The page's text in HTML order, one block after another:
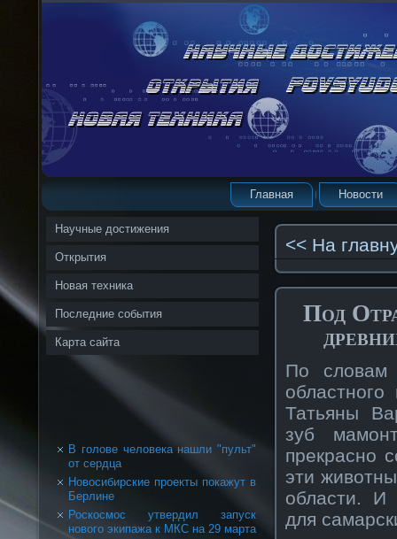
Главная Новости
Научные достижения
Открытия
Новая техника
Последние события
Карта сайта
В голове человека нашли "пульт"
от сердца
Новосибирские проекты покажут в
Берлине
Роскосмос утвердил запуск
нового экипажа к МКС на 29 марта
<< На
Под
По словам
Татьяны
зуб
прекрасно
эти
области. И
для